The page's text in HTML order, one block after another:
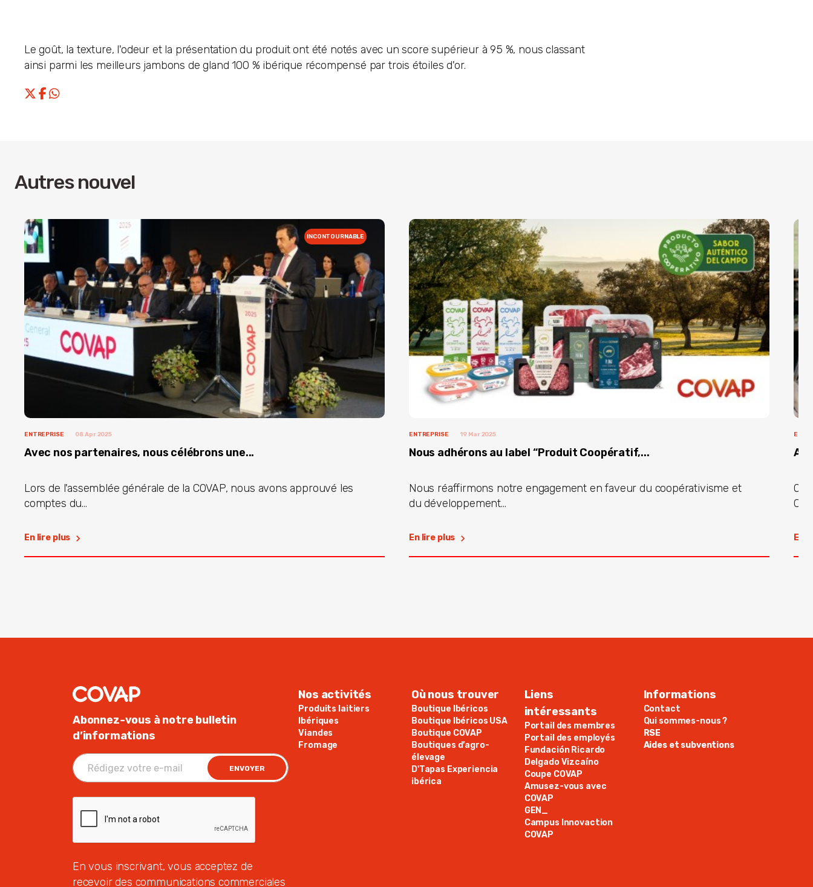
Le goût, la texture, l'odeur et la présentation du produit ont été notés avec un score supérieur à 95 %, nous classant
ainsi parmi les meilleurs jambons de gland 100 % ibérique récompensé par trois étoiles d'or.
Autres nouvel
INCONTOURNABLE
ENTREPRISE 08 Apr 2025
Avec nos partenaires, nous célébrons une...
Lors de l'assemblée générale de la COVAP, nous avons approuvé les
comptes du...
En lire plus
ENTREPRISE 19 Mar 2025
Nous adhérons au label “Produit Coopératif,...
Nous réaffirmons notre engagement en faveur du coopérativisme et
du développement...
En lire plus En
Abonnez-vous à notre bulletin
d’informations
ENVOYER
En vous inscrivant, vous acceptez de
recevoir des communications commerciales
Nos activités
Produits laitiers
Ibériques
Viandes
Fromage
Où nous trouver
Boutique Ibéricos
Boutique Ibéricos USA
Boutique COVAP
Boutiques d’agro-
élevage
D'Tapas Experiencia
ibérica
Liens
intéressants
Portail des membres
Portail des employés
Fundación Ricardo
Delgado Vizcaíno
Coupe COVAP
Amusez-vous avec
COVAP
GEN_
Campus Innovaction
COVAP
Informations
Contact
Qui sommes-nous ?
RSE
Aides et subventions